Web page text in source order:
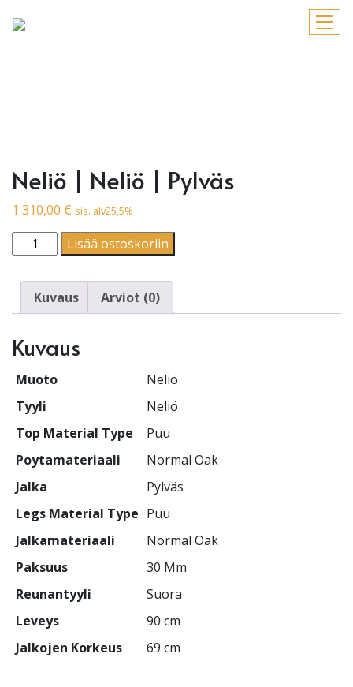
Neliö | Neliö | Pylväs
1 310,00 € sis. alv25,5%
Neliö | Neliö | Pylväs määrä
Lisää ostoskoriin
Kuvaus Arviot (0)
Kuvaus
Muoto
Neliö
Tyyli
Neliö
Top Material Type
Puu
Poytamateriaali
Normal Oak
Jalka
Pylväs
Legs Material Type Puu
Jalkamateriaali
Normal Oak
Paksuus
30 Mm
Reunantyyli
Suora
Leveys
90 cm
Jalkojen Korkeus
69 cm